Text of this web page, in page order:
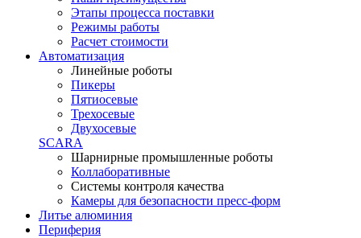
Этапы процесса поставки
Режимы работы
Расчет стоимости
Автоматизация
Линейные роботы
Пикеры
Пятиосевые
Трехосевые
Двухосевые
SCARA
Шарнирные промышленные роботы
Коллаборативные
Системы контроля качества
Камеры для безопасности пресс-форм
Литье алюминия
Периферия